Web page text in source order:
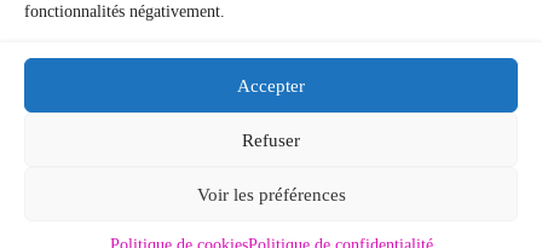
fonctionnalités négativement.
Accepter
Refuser
Voir les préférences
Conditions Générales de Ventes